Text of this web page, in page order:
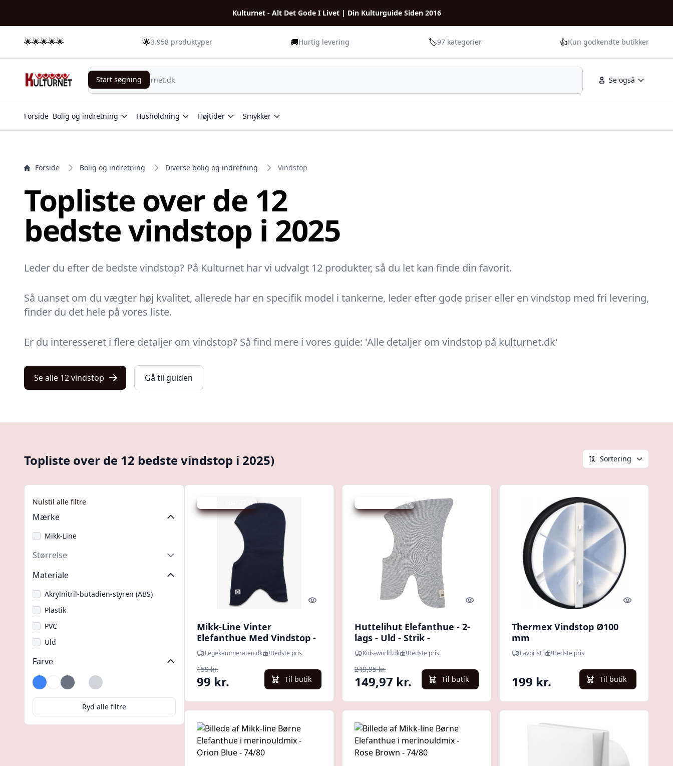
Kulturnet - Alt Det Gode I Livet | Din Kulturguide Siden 2016
🌟🌟🌟🌟🌟 🌟3.958 produktyper 🚚Hurtig levering 🏷️97 kategorier 👍Kun godkendte butikker
Se også
Start søgning
Start søgning
Forside Bolig og indretning Husholdning Højtider Smykker
Forside Bolig og indretning Diverse bolig og indretning Vindstop
Topliste over de 12
bedste vindstop i 2025
Leder du efter de bedste vindstop? På Kulturnet har vi udvalgt 12 produkter, så du let kan finde din favorit.
Så uanset om du vægter høj kvalitet, allerede har en specifik model i tankerne, leder efter gode priser eller en vindstop med fri levering,
finder du det hele på vores liste.
Er du interesseret i flere detaljer om vindstop? Så find mere i vores guide: 'Alle detaljer om vindstop på kulturnet.dk'
Se alle 12 vindstop Gå til guiden
Topliste over de 12 bedste vindstop i 2025) Sortering
Nulstil alle filtre
Mærke
Mikk-Line
Størrelse
Materiale
Akrylnitril-butadien-styren (ABS)
Plastik
PVC
Uld
Farve
Blå BrunGrå HvidLysegrå
Ryd alle filtre
Udsalg - spar 37 %
Quick look
Mikk-Line Vinter
Elefanthue Med Vindstop -
Legekammeraten.dk
Legekammeraten.dk Bedste pris
159 kr.
99 kr. Til butik
Udsalg - spar 40 %
Quick look
Huttelihut Elefanthue - 2-
lags - Uld - Strik -
Lysegråmeleret
Kids-world.dk Bedste pris
249,95 kr.
149,97 kr. Til butik
Quick look
Thermex Vindstop Ø100
mm
LavprisEl Bedste pris
199 kr. Til butik